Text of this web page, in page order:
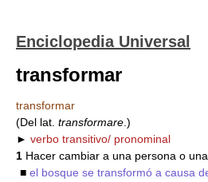
Enciclopedia Universal
transformar
transformar
(Del lat. transformare .)
► verbo transitivo/ pronominal
1 Hacer cambiar a una persona o
■ el bosque se transformó a causa